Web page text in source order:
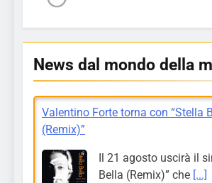
News dal mondo della
Valentino Forte torna con “Stella
(Remix)”
Il 21 agosto uscirà il
Bella (Remix)” che [...]